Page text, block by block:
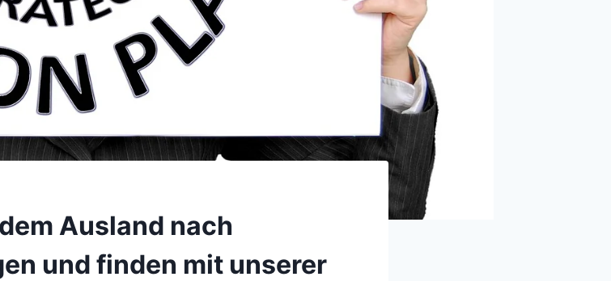
Ausland nach
und finden mit unserer